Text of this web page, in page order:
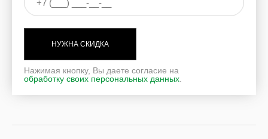
НУЖНА СКИДКА
Нажимая кнопку, Вы даете согласие на
обработку своих персональных данных.